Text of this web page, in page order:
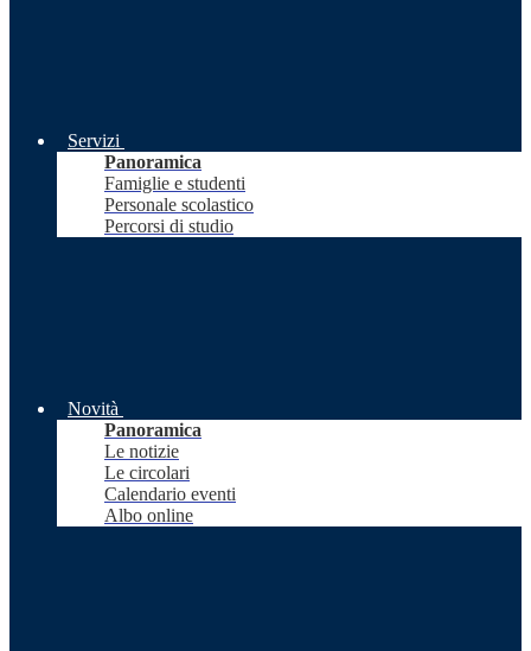
Servizi
Panoramica
Famiglie e studenti
Personale scolastico
Percorsi di studio
Novità
Panoramica
Le notizie
Le circolari
Calendario eventi
Albo online